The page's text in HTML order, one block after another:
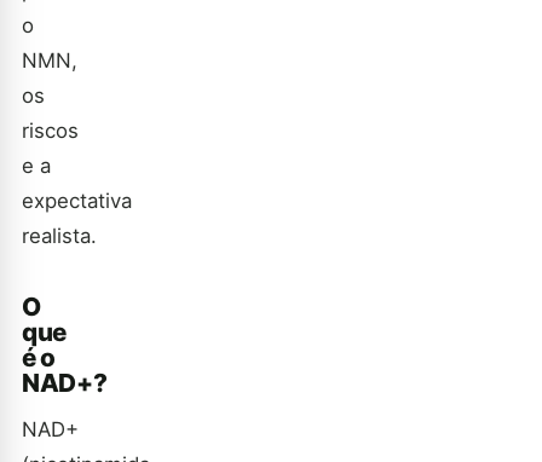
o
NMN,
os
riscos
e a
expectativa
realista.
O
que
é o
NAD+?
NAD+